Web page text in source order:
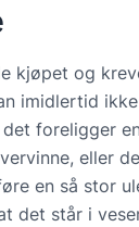
kjøpet og
imidlertid
foreligger
eller
en så stor
det står i